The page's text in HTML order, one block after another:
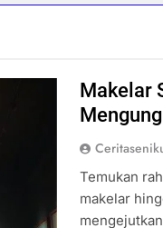
Makelar
Temukan
makelar